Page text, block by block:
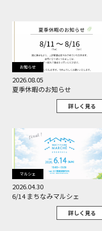
お知らせ
2026.08.05
夏季休暇のお知らせ
詳しく見る
マルシェ
2026.04.30
6/14 まちなみマルシェ
詳しく見る